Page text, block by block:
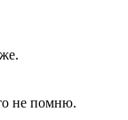
не помню.